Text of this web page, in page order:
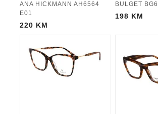
ANA HICKMANN AH6564
E01
220 KM
BULGET
198 KM